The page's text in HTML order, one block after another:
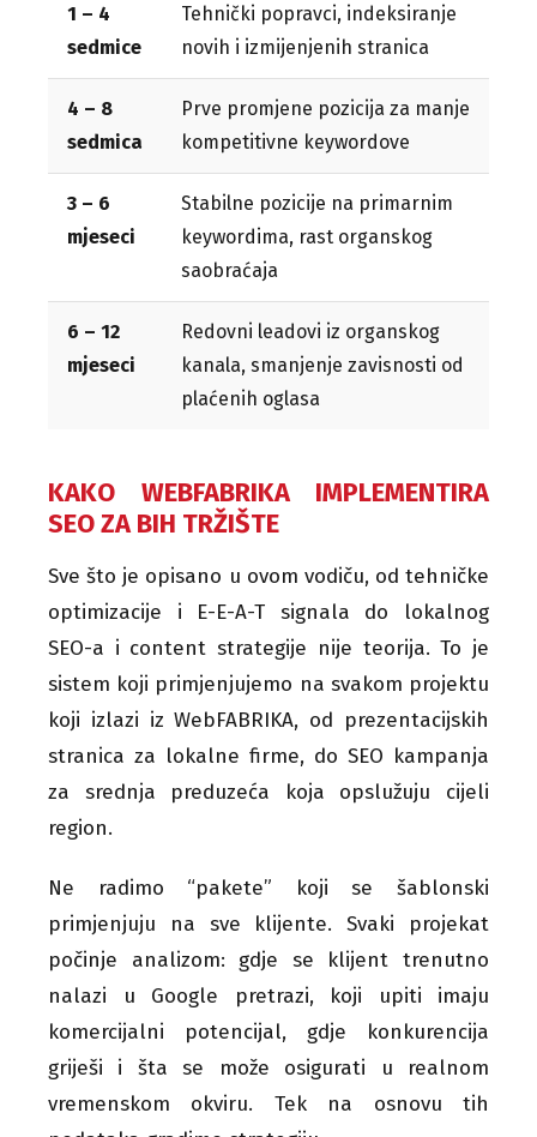
1 – 4
sedmice
Tehnički popravci, indeksiranje
novih i izmijenjenih stranica
4 – 8
sedmica
Prve promjene pozicija za manje
kompetitivne keywordove
3 – 6
mjeseci
Stabilne pozicije na primarnim
keywordima, rast organskog
saobraćaja
6 – 12
mjeseci
Redovni leadovi iz organskog
kanala, smanjenje zavisnosti od
plaćenih oglasa
KAKO WEBFABRIKA IMPLEMENTIRA
SEO ZA BIH TRŽIŠTE
Sve što je opisano u ovom vodiču, od tehničke
optimizacije i E-E-A-T signala do lokalnog
SEO-a i content strategije nije teorija. To je
sistem koji primjenjujemo na svakom projektu
koji izlazi iz WebFABRIKA, od prezentacijskih
stranica za lokalne firme, do SEO kampanja
za srednja preduzeća koja opslužuju cijeli
region.
Ne radimo “pakete” koji se šablonski
primjenjuju na sve klijente. Svaki projekat
počinje analizom: gdje se klijent trenutno
nalazi u Google pretrazi, koji upiti imaju
komercijalni potencijal, gdje konkurencija
griješi i šta se može osigurati u realnom
vremenskom okviru. Tek na osnovu tih